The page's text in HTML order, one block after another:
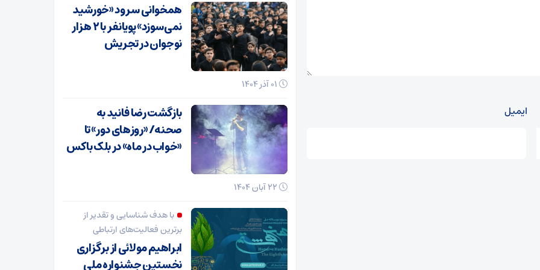
ایمیل
همخوانی سرود «خورشید
نمی‌سوزد» پویانفر با ۲ هزار
نوجوان در تجریش
بازگشت رضا فانید به
صحنه/ «روزهای دور» تا
«خواب در ماه» در بلک باکس
با هدف شناسایی و تقدیر از
برترین فعالیت‌های ارتباطی
ابراهیم مولائی از برگزاری
نخستین جشنواره ملی